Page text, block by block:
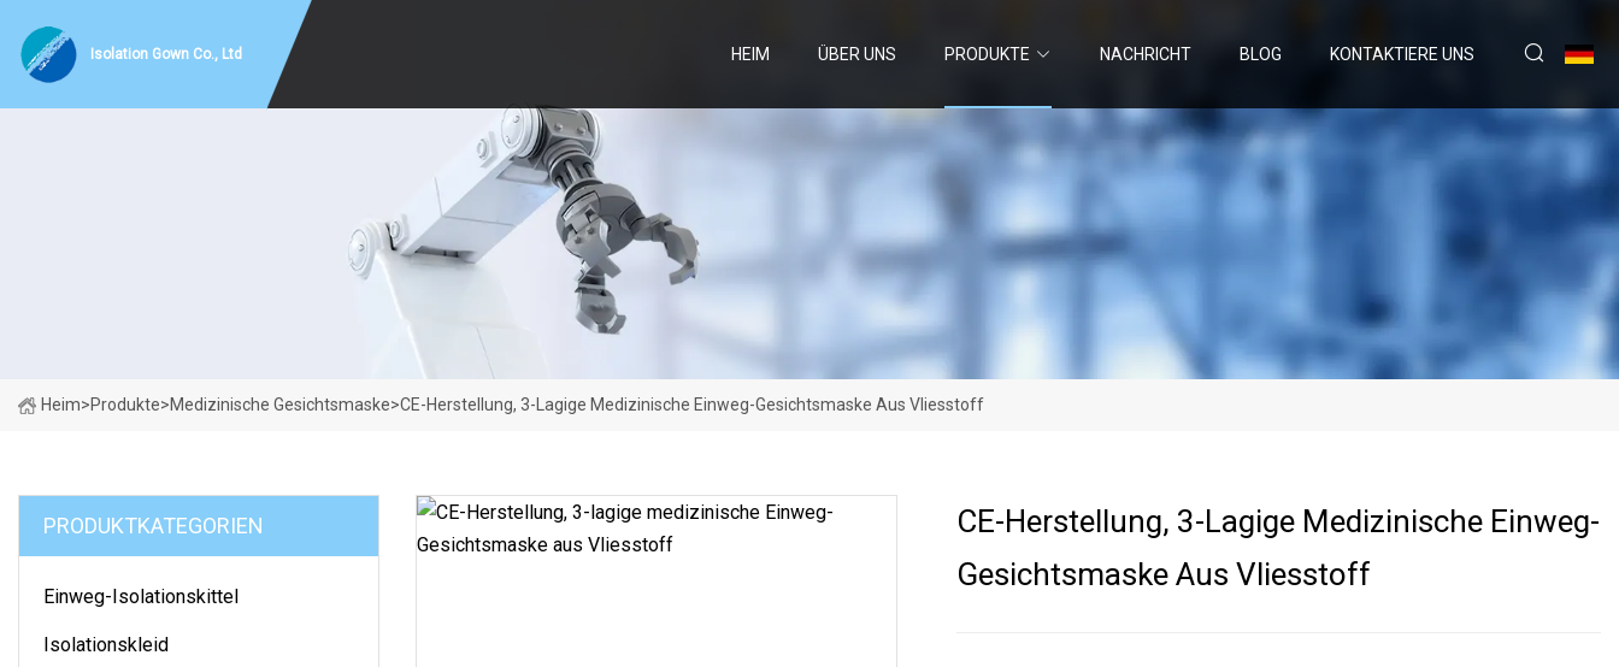
Isolation Gown Co., Ltd HEIM ÜBER UNS PRODUKTE NACHRICHT BLOG KONTAKTIERE UNS
Heim>Produkte>Medizinische Gesichtsmaske>CE-Herstellung, 3-Lagige Medizinische Einweg-Gesichtsmaske Aus Vliesstoff
PRODUKTKATEGORIEN
Einweg-Isolationskittel
Isolationskleid
CE-Herstellung, 3-Lagige Medizinische Einweg-
Gesichtsmaske Aus Vliesstoff